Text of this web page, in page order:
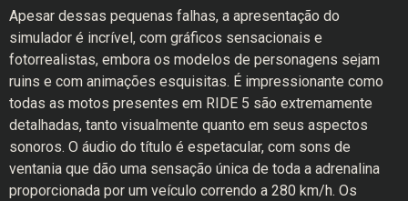
Apesar dessas pequenas falhas, a apresentação do
simulador é incrível, com gráficos sensacionais e
fotorrealistas, embora os modelos de personagens sejam
ruins e com animações esquisitas. É impressionante como
todas as motos presentes em RIDE 5 são extremamente
detalhadas, tanto visualmente quanto em seus aspectos
sonoros. O áudio do título é espetacular, com sons de
ventania que dão uma sensação única de toda a adrenalina
proporcionada por um veículo correndo a 280 km/h. Os